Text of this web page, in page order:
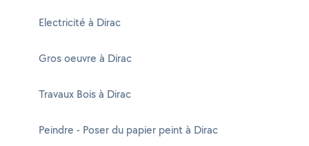
Electricité à Dirac
Gros oeuvre à Dirac
Travaux Bois à Dirac
Peindre - Poser du papier peint à Dirac